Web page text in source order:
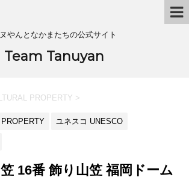
やんとなかまたちの公式サイト
Team Tanuyan
PROPERTY >
ユネスコ UNESCO
16番 飾り山笠 福岡ドーム